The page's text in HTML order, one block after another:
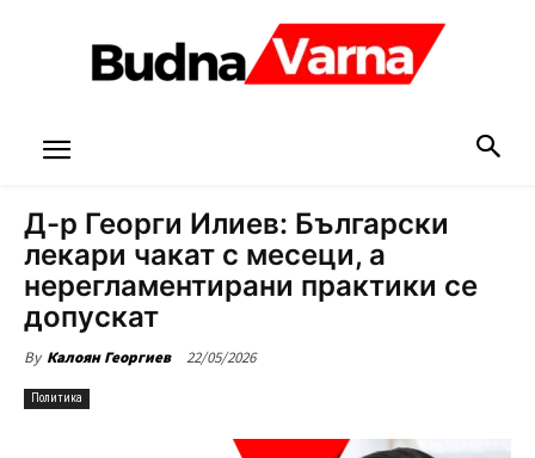
Д-р Георги Илиев: Български
лекари чакат с месеци, а
нерегламентирани практики се
допускат
By Калоян Георгиев 22/05/2026
Политика